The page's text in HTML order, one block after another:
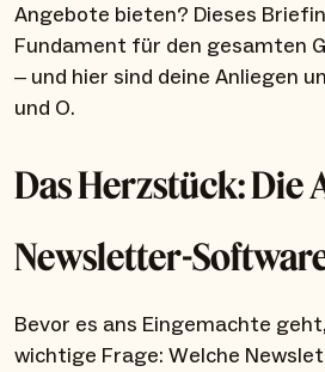
Angebote bieten? Dieses
Fundament für den gesamten
– und hier sind deine Anliegen
und O.
Das Herzstück: Die
Newsletter-
Bevor es ans Eingemachte
wichtige Frage: Welche